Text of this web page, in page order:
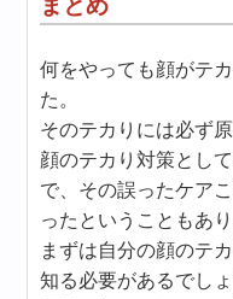
まとめ
何をやっても顔がテ
た。
そのテカりには必ず
顔のテカり対策とし
で、その誤ったケア
ったということもあり
まずは自分の顔のテ
知る必要があるでしょ